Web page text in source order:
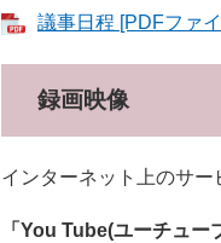
議事日程 [PDFファ
録画映像
インターネット上のサー
「You Tube(ユーチュ